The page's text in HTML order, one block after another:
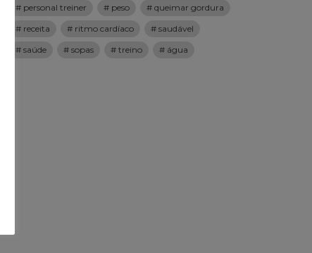
personal treiner
peso
queimar gordura
receita
ritmo cardíaco
saudável
saúde
sopas treino água